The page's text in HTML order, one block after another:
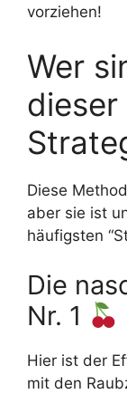
vorziehen!
Wer
dieser
Diese
aber sie ist
häufigsten
Die
Nr. 1
Hier ist der
mit den